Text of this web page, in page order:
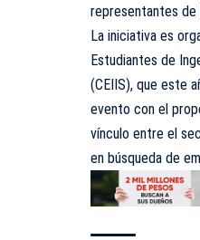
representantes de
La iniciativa es
Estudiantes de
(CEIIS), que este
evento con el
vínculo entre el
en búsqueda de